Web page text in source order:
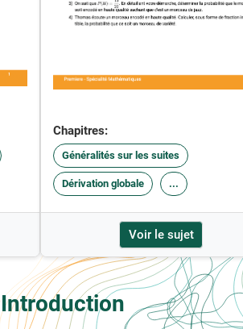
Chapitres:
Généralités sur les suites
Dérivation globale ...
Voir le sujet
Introduction